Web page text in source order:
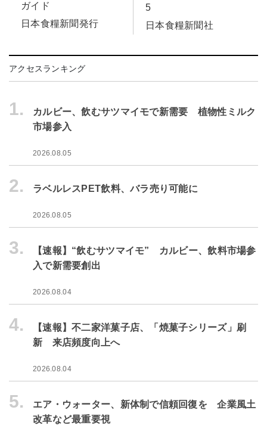
ガイド
日本食糧新聞発行
5
日本食糧新聞社
アクセスランキング
1.
カルビー、飲むサツマイモで新需要 植物性ミルク
市場参入
2026.08.05
2. ラベルレスPET飲料、バラ売り可能に
2026.08.05
3.
【速報】“飲むサツマイモ” カルビー、飲料市場参
入で新需要創出
2026.08.04
4.
【速報】不二家洋菓子店、「焼菓子シリーズ」刷
新 来店頻度向上へ
2026.08.04
5.
エア・ウォーター、新体制で信頼回復を 企業風土
改革など最重要視